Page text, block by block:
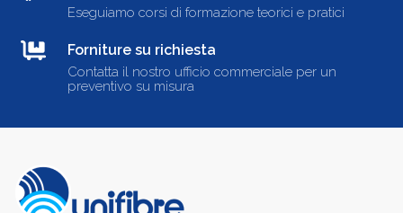
Eseguiamo corsi di formazione teorici e pratici
Forniture su richiesta
Contatta il nostro ufficio commerciale per un
preventivo su misura